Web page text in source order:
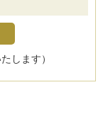
します）